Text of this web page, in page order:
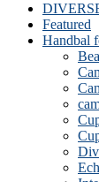
Featured
Handbal